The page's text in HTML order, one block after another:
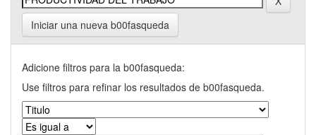
Iniciar una nueva b00fasqueda
Adicione filtros para la b00fasqueda:
Use filtros para refinar los resultados de b00fasqueda.